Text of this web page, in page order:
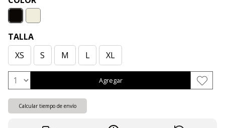
TALLA
XS
S M L XL
Agregar
Calcular tiempo de envío